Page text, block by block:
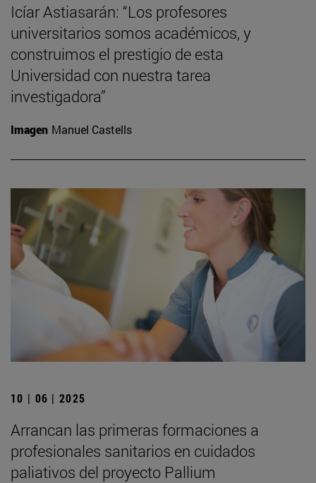
Icíar Astiasarán: “Los profesores
universitarios somos académicos, y
construimos el prestigio de esta
Universidad con nuestra tarea
investigadora”
Imagen Manuel Castells
10 | 06 | 2025
Arrancan las primeras formaciones a
profesionales sanitarios en cuidados
paliativos del proyecto Pallium